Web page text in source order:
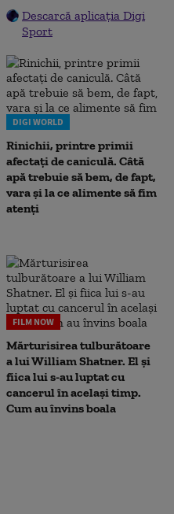
Descarcă aplicația Digi
Sport
DIGI WORLD
Rinichii, printre primii
afectați de caniculă. Câtă
apă trebuie să bem, de fapt,
vara și la ce alimente să fim
atenți
FILM NOW
Mărturisirea tulburătoare
a lui William Shatner. El și
fiica lui s-au luptat cu
cancerul în același timp.
Cum au învins boala